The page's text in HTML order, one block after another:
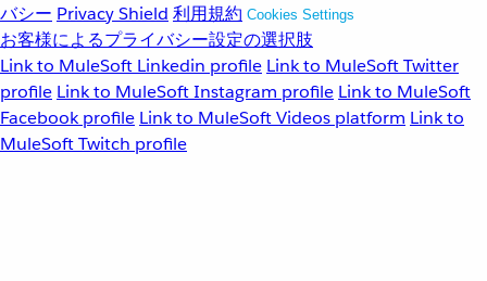
バシー Privacy Shield 利用規約 Cookies Settings
お客様によるプライバシー設定の選択肢
Link to MuleSoft Linkedin profile Link to MuleSoft Twitter
profile Link to MuleSoft Instagram profile Link to MuleSoft
Facebook profile Link to MuleSoft Videos platform Link to
MuleSoft Twitch profile